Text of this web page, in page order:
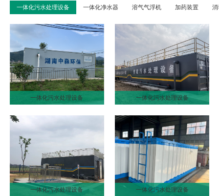
一体化污水处理设备 一体化净水器 溶气气浮机 加药装置 消
一体化污水处理设备 一体化污水处理设备
一体化污水处理设备 一体化污水处理设备